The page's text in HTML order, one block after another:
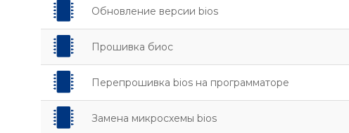
Обновление версии bios
Прошивка биос
Перепрошивка bios на программаторе
Замена микросхемы bios